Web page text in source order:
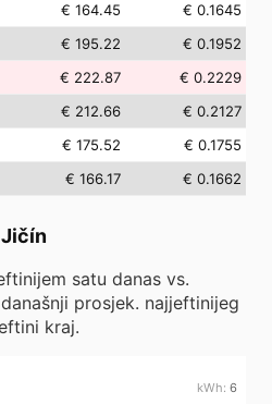
€ 164.45
€ 0.1645
€ 195.22
€ 0.1952
€ 222.87
€ 0.2229
€ 212.66
€ 0.2127
€ 175.52
€ 0.1755
€ 166.17 € 0.1662
Jičín
satu danas vs.
prosjek. najjeftinijeg
kraj.
6